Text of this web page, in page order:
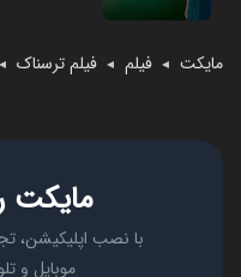
مایکت ◄ فیلم ◄ فیلم ترسناک ◄
مایکت
با نصب اپلیکیشن،
موبایل و